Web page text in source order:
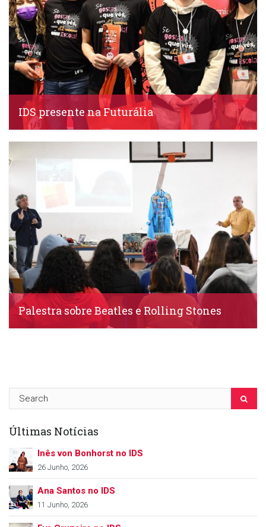
IDS presente na Futurália
IDS, 7 Abril, 2022
Palestra sobre Beatles e Rolling Stones
Últimas Notícias
Inês von Bonhorst no IDS
26 Junho, 2026
Ana Santos no IDS
11 Junho, 2026